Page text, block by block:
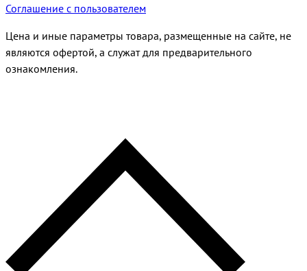
Соглашение с пользователем
Цена и иные параметры товара, размещенные на сайте, не
являются офертой, а служат для предварительного
ознакомления.